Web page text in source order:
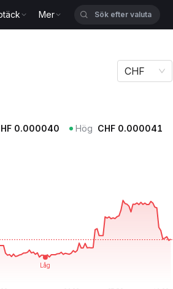
Mer
CHF
0.000040 Hög CHF 0.000041